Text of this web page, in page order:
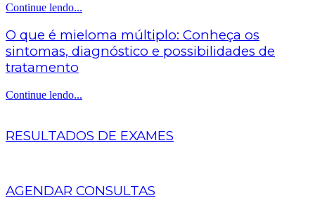
Continue lendo...
O que é mieloma múltiplo: Conheça os
sintomas, diagnóstico e possibilidades de
tratamento
Continue lendo...
RESULTADOS DE EXAMES
AGENDAR CONSULTAS